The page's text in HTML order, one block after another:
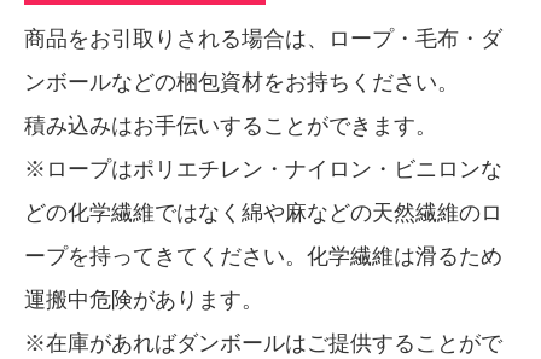
商品をお引取りされる場合は、ロープ・毛布・ダ
ンボールなどの梱包資材をお持ちください。
積み込みはお手伝いすることができます。
※ロープはポリエチレン・ナイロン・ビニロンな
どの化学繊維ではなく綿や麻などの天然繊維のロ
ープを持ってきてください。化学繊維は滑るため
運搬中危険があります。
※在庫があればダンボールはご提供することがで